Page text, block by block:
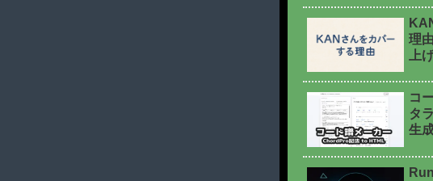
理
上
コ
タ
生